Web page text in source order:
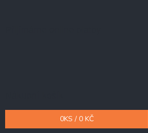
0KS / 0 KČ